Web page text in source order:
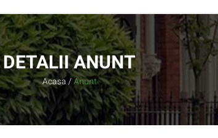
DETALII ANUNT
Acasa / Anunt